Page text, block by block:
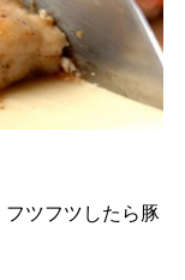
ツフツしたら豚